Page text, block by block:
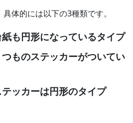
体的には以下の3種類です。
も円形になっているタイプ
ものステッカーがついてい
ッカーは円形のタイプ